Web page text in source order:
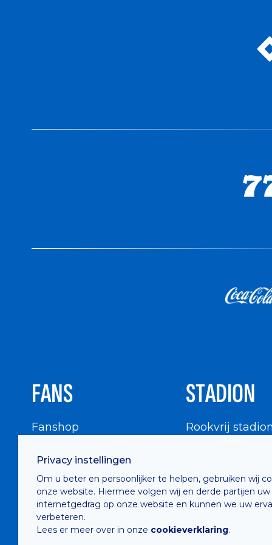
Privacy instellingen
Om u beter en persoonlijker te helpen, gebruiken wij
onze website. Hiermee volgen wij en derde partijen uw
internetgedrag op onze website en kunnen we uw
verbeteren.
Lees er meer over in onze cookieverklaring.
FANS
Fanshop
Supportersraad
Buffalo Kids Club
Supportersfederatie
Supportersclubs
STADION
Rookvrij stadion